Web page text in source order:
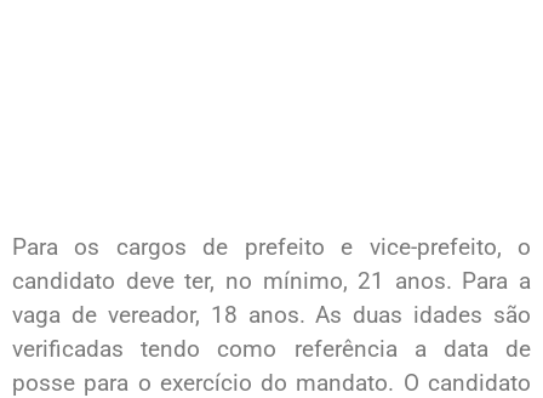
Para os cargos de prefeito e vice-prefeito, o
candidato deve ter, no mínimo, 21 anos. Para a
vaga de vereador, 18 anos. As duas idades são
verificadas tendo como referência a data de
posse para o exercício do mandato. O candidato